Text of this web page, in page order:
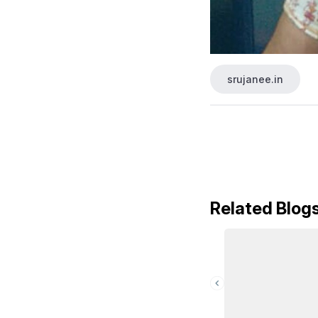
srujanee.in
Related